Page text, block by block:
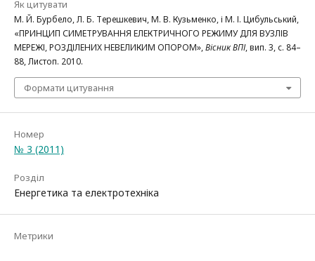
Як цитувати
М. Й. Бурбело, Л. Б. Терешкевич, М. В. Кузьменко, і М. І. Цибульський,
«ПРИНЦИП СИМЕТРУВАННЯ ЕЛЕКТРИЧНОГО РЕЖИМУ ДЛЯ ВУЗЛІВ
МЕРЕЖІ, РОЗДІЛЕНИХ НЕВЕЛИКИМ ОПОРОМ»,Вісник ВПІ, вип. 3, с. 84–
88, Листоп. 2010.
Формати цитування
Номер
№ 3 (2011)
Розділ
Енергетика та електротехніка
Метрики